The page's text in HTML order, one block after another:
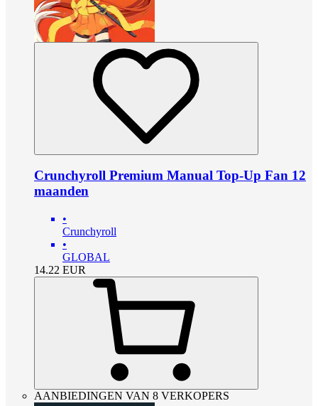
Crunchyroll Premium Manual Top-Up Fan 12
maanden
•
Crunchyroll
•
GLOBAL
14.22 EUR
AANBIEDINGEN VAN 8 VERKOPERS